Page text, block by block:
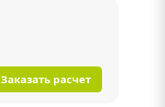
Заказать расчет